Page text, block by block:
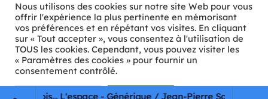
fois... L'espace - Générique / Jean-Pierre Savelli
🛡️ RGPD
Copyright © 2026 Animkids. Tous droits réservés.
Nous utilisons des cookies sur notre site Web pour vous
offrir l'expérience la plus pertinente en mémorisant
vos préférences et en répétant vos visites. En cliquant
sur « Tout accepter », vous consentez à l'utilisation de
TOUS les cookies. Cependant, vous pouvez visiter les
« Paramètres des cookies » pour fournir un
consentement contrôlé.
Paramètres Cookie Tout accepter